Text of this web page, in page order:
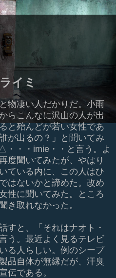
イミ
物凄い人だかりだ。小雨
らこんなに沢山の人が出
と殆んどが若い女性であ
が出るの？」と聞いてみ
・・imie・・と言う。よ
度聞いてみたが、やはり
ている内に、この人はひ
はないかと諦めた。改め
性に聞いてみた。ところ
き取れなかった。
すと、「それはナオト・
う。最近よく見るテレビ
る人らしい。例のシーブ
品自体が無縁だが、汗臭
伝である。